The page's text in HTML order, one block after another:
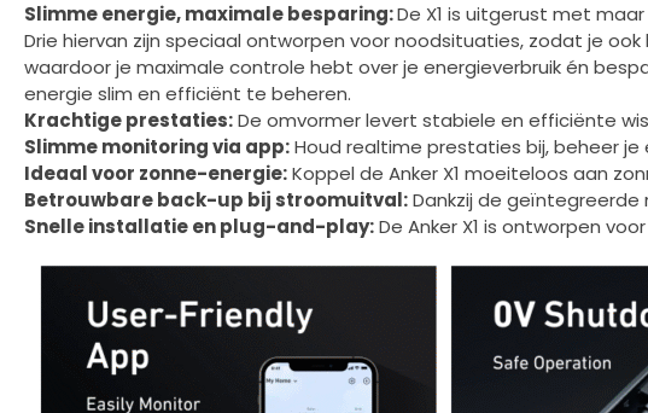
Slimme energie, maximale besparing:De X1 is uitgerust met
Drie hiervan zijn speciaal ontworpen voor noodsituaties, zodat je
waardoor je maximale controle hebt over je energieverbruik én
energie slim en efficiënt te beheren.
Krachtige prestaties:De omvormer levert stabiele en efficiënte
Slimme monitoring via app:Houd realtime prestaties bij, beheer je
Ideaal voor zonne-energie:Koppel de Anker X1 moeiteloos aan
Betrouwbare back-up bij stroomuitval:Dankzij de
Snelle installatie en plug-and-play:De Anker X1 is ontworpen